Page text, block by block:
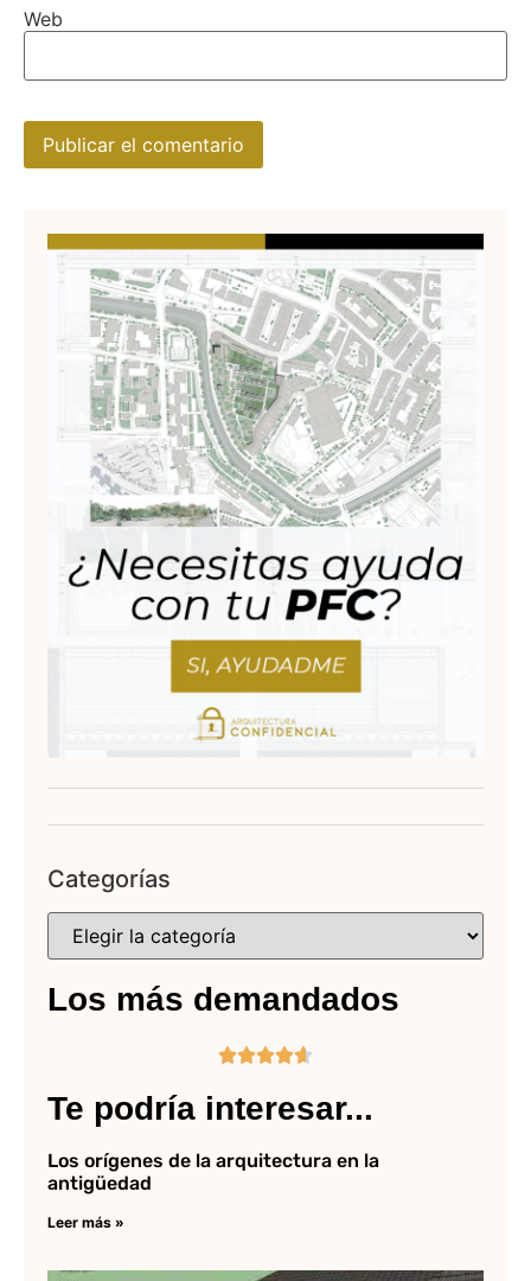
Web
Categorías
Los más demandados

Te podría interesar...
Los orígenes de la arquitectura en la
antigüedad
Leer más »